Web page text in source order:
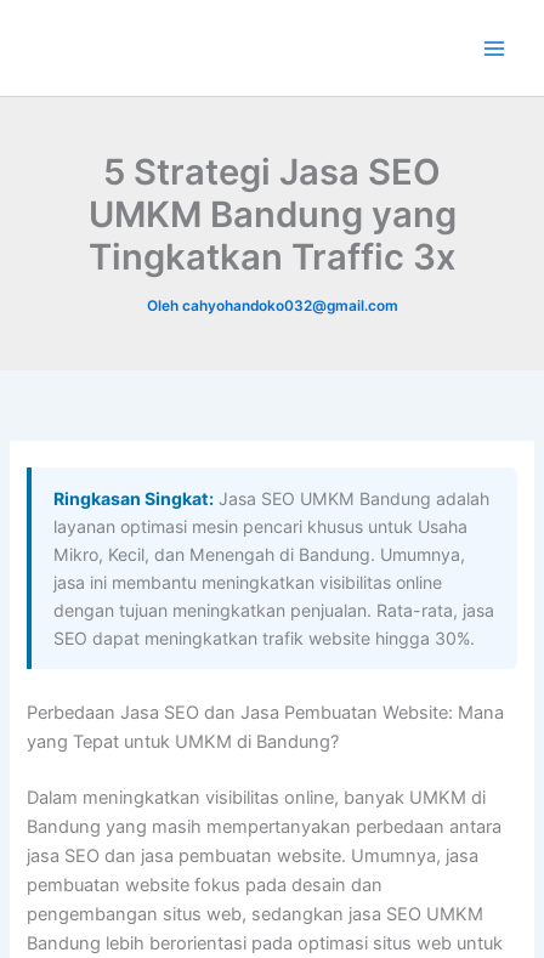
5 Strategi Jasa SEO
UMKM Bandung yang
Tingkatkan Traffic 3x
Oleh cahyohandoko032@gmail.com
Ringkasan Singkat: Jasa SEO UMKM Bandung adalah
layanan optimasi mesin pencari khusus untuk Usaha
Mikro, Kecil, dan Menengah di Bandung. Umumnya,
jasa ini membantu meningkatkan visibilitas online
dengan tujuan meningkatkan penjualan. Rata-rata, jasa
SEO dapat meningkatkan trafik website hingga 30%.
Perbedaan Jasa SEO dan Jasa Pembuatan Website: Mana
yang Tepat untuk UMKM di Bandung?
Dalam meningkatkan visibilitas online, banyak UMKM di
Bandung yang masih mempertanyakan perbedaan antara
jasa SEO dan jasa pembuatan website. Umumnya, jasa
pembuatan website fokus pada desain dan
pengembangan situs web, sedangkan jasa SEO UMKM
Bandung lebih berorientasi pada optimasi situs web untuk